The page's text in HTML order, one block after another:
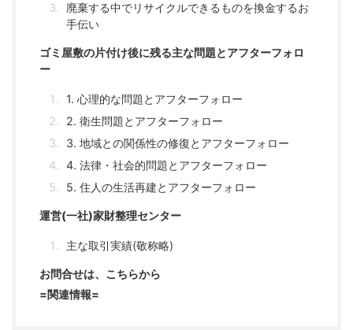
廃棄する中でリサイクルできるものを換金するお
手伝い
ゴミ屋敷の片付け後に残る主な問題とアフターフォロ
ー
1. 心理的な問題とアフターフォロー
2. 衛生問題とアフターフォロー
3. 地域との関係性の修復とアフターフォロー
4. 法律・社会的問題とアフターフォロー
5. 住人の生活再建とアフターフォロー
運営(一社)家財整理センター
主な取引実績(敬称略)
お問合せは、こちらから
=関連情報=